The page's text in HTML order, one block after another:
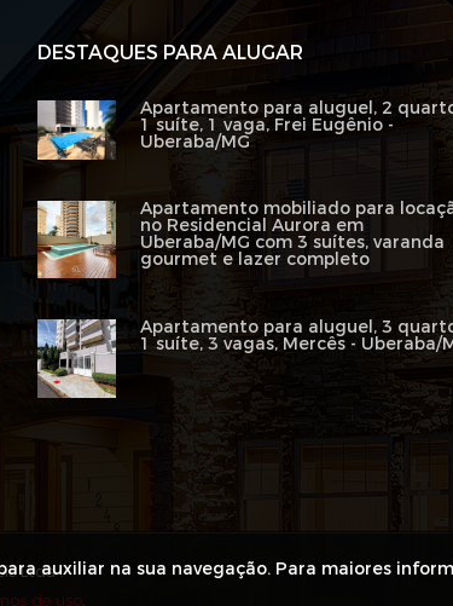
DESTAQUES PARA ALUGAR
Apartamento para aluguel, 2
1 suíte, 1 vaga, Frei Eugênio -
Uberaba/MG
Apartamento mobiliado para
no Residencial Aurora em
Uberaba/MG com 3 suítes, varanda
gourmet e lazer completo
Apartamento para aluguel, 3
1 suíte, 3 vagas, Mercês - Uberaba/
Ltda .
de uso.
auxiliar na sua navegação. Para maiores